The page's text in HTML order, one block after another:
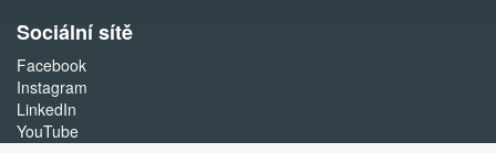
Sociální sítě
Facebook
Instagram
LinkedIn
YouTube